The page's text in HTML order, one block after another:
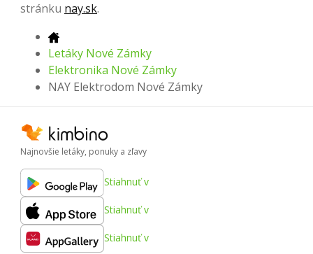
stránku nay.sk.
Letáky Nové Zámky
Elektronika Nové Zámky
NAY Elektrodom Nové Zámky
Najnovšie letáky, ponuky a zľavy
Stiahnuť v
Stiahnuť v
Stiahnuť v